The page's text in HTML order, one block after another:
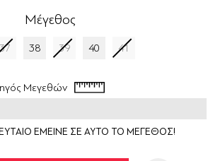
Μέγεθος
37 38 39 40 41
Μεγεθών
ΕΜΕΙΝΕ ΣΕ ΑΥΤΟ ΤΟ ΜΕΓΕΘΟΣ!